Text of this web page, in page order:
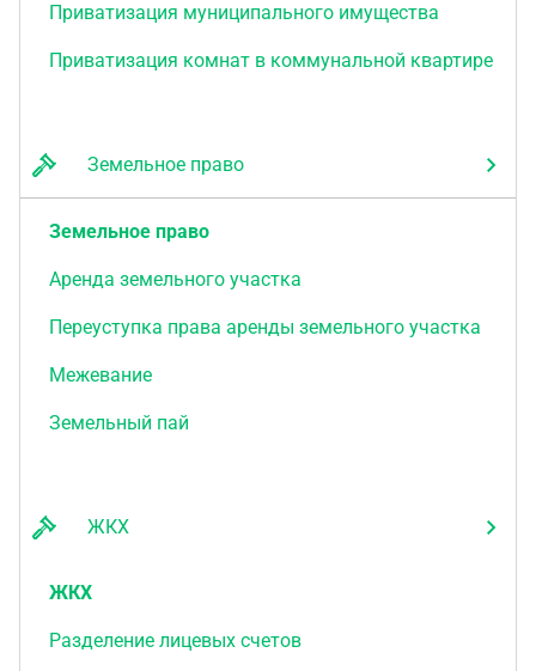
Приватизация муниципального имущества
Приватизация комнат в коммунальной квартире
Земельное право
Земельное право
Аренда земельного участка
Переуступка права аренды земельного участка
Межевание
Земельный пай
ЖКХ
ЖКХ
Разделение лицевых счетов